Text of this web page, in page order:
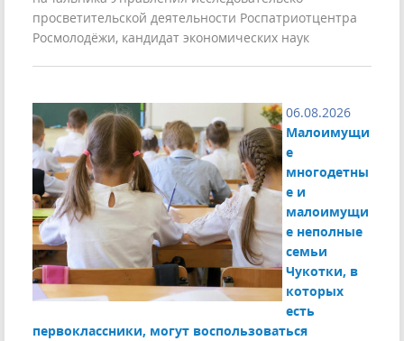
просветительской деятельности Роспатриотцентра
Росмолодёжи, кандидат экономических наук
06.08.2026
Малоимущи
е
многодетны
е и
малоимущи
е неполные
семьи
Чукотки, в
которых
есть
первоклассники, могут воспользоваться